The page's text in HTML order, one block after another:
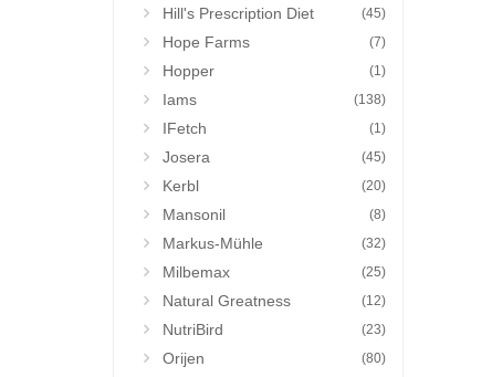
Hill's Prescription Diet (45)
Hope Farms (7)
Hopper (1)
Iams (138)
IFetch (1)
Josera (45)
Kerbl (20)
Mansonil (8)
Markus-Mühle (32)
Milbemax (25)
Natural Greatness (12)
NutriBird (23)
Orijen (80)